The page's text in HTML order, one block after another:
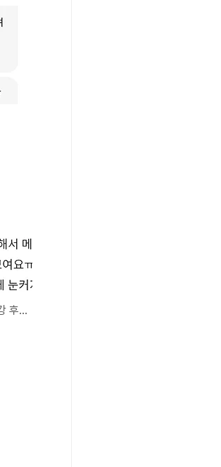
창원 메이크업 클래스 3회 수강 후기!!